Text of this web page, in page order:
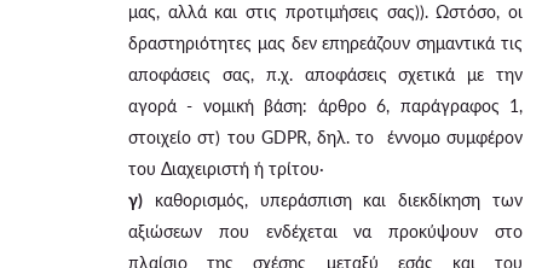
μας, αλλά και στις προτιμήσεις σας)). Ωστόσο, οι
δραστηριότητες μας δεν επηρεάζουν σημαντικά τις
αποφάσεις σας, π.χ. αποφάσεις σχετικά με την
αγορά - νομική βάση: άρθρο 6, παράγραφος 1,
στοιχείο στ) του GDPR, δηλ. το έννομο συμφέρον
του Διαχειριστή ή τρίτου·
γ) καθορισμός, υπεράσπιση και διεκδίκηση των
αξιώσεων που ενδέχεται να προκύψουν στο
πλαίσιο της σχέσης μεταξύ εσάς και του